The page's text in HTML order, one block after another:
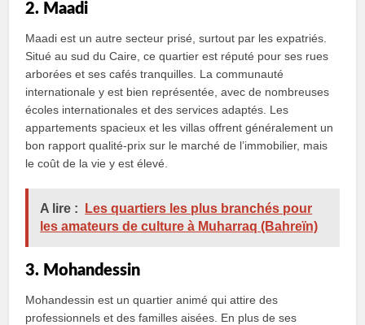
2. Maadi
Maadi est un autre secteur prisé, surtout par les expatriés.
Situé au sud du Caire, ce quartier est réputé pour ses rues
arborées et ses cafés tranquilles. La communauté
internationale y est bien représentée, avec de nombreuses
écoles internationales et des services adaptés. Les
appartements spacieux et les villas offrent généralement un
bon rapport qualité-prix sur le marché de l’immobilier, mais
le coût de la vie y est élevé.
A lire :
Les quartiers les plus branchés pour
les amateurs de culture à Muharraq (Bahreïn)
3. Mohandessin
Mohandessin est un quartier animé qui attire des
professionnels et des familles aisées. En plus de ses